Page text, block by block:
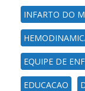
INFARTO DO
EQUIPE DE
EDUCACAO